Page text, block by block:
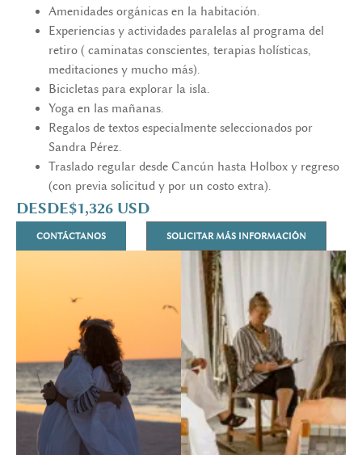
Amenidades orgánicas en la habitación.
Experiencias y actividades paralelas al programa del
retiro ( caminatas conscientes, terapias holísticas,
meditaciones y mucho más).
Bicicletas para explorar la isla.
Yoga en las mañanas.
Regalos de textos especialmente seleccionados por
Sandra Pérez.
Traslado regular desde Cancún hasta Holbox y regreso
(con previa solicitud y por un costo extra).
DESDE$1,326 USD
CONTÁCTANOS SOLICITAR MÁS INFORMACIÓN